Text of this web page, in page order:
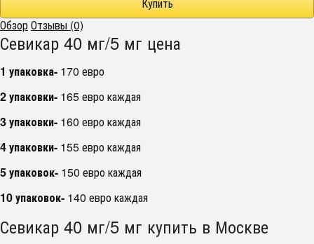
ОбзорОтзывы (0)
Севикар 40 мг/5 мг цена
1 упаковка- 170 евро
2 упаковки- 165 евро каждая
3 упаковки- 160 евро каждая
4 упаковки- 155 евро каждая
5 упаковок- 150 евро каждая
10 упаковок- 140 евро каждая
Севикар 40 мг/5 мг купить в Москве